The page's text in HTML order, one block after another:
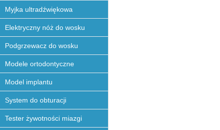
Myjka ultradźwiękowa
Elektryczny nóż do wosku
Podgrzewacz do wosku
Modele ortodontyczne
Model implantu
System do obturacji
Tester żywotności miazgi